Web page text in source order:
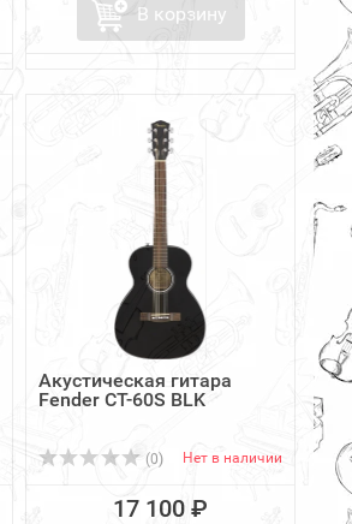
В корзину
Акустическая гитара
Fender CT-60S BLK
(0) Нет в наличии
17 100 ₽